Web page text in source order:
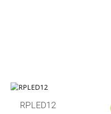
Add to cartRPLED12